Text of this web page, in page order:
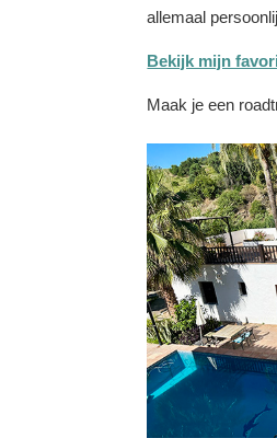
allemaal
Bekijk mijn
Maak je een